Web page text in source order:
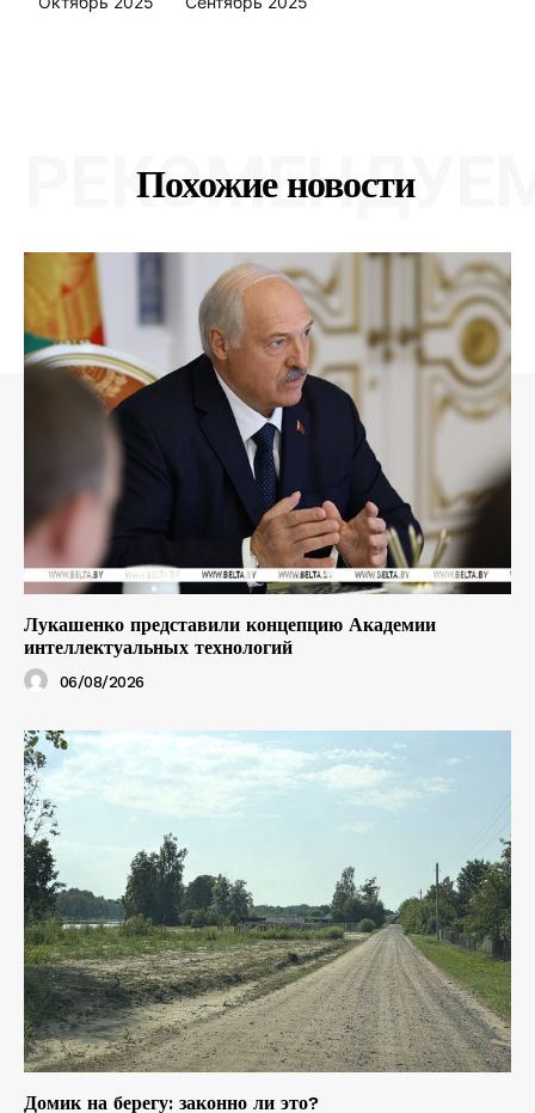
Похожие новости
Лукашенко представили концепцию Академии
интеллектуальных технологий
06/08/2026
Домик на берегу: законно ли это?